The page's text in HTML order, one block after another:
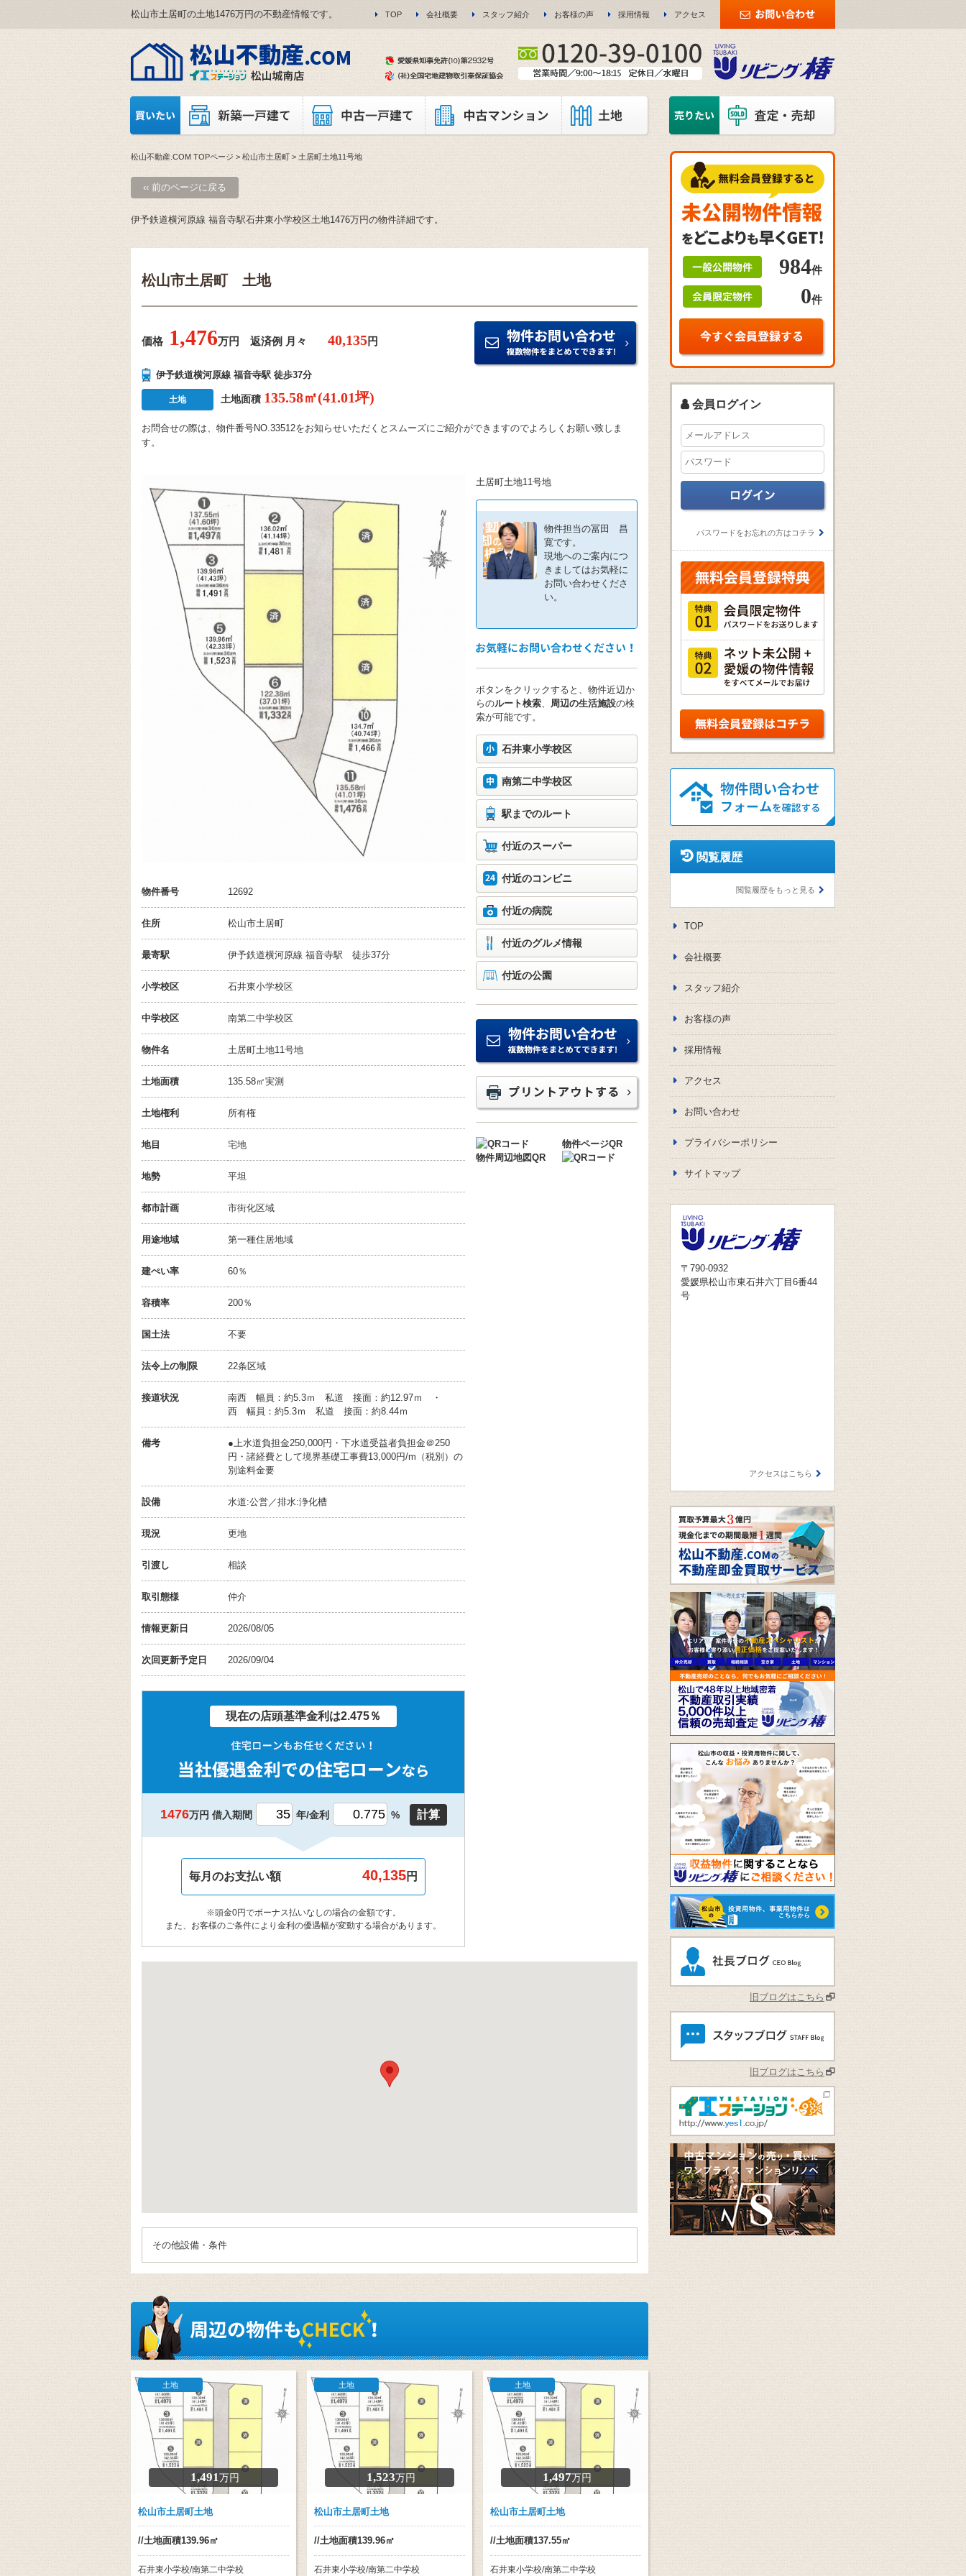
松山市土居町の土地1476万円の不動産情報です。 TOP 会社概要 スタッフ紹介 お客様の声 採用情報 アクセス
松山不動産.COM TOPページ > 松山市土居町 > 土居町土地11号地
‹‹ 前のページに戻る
伊予鉄道横河原線 福音寺駅石井東小学校区土地1476万円の物件詳細です。
松山市土居町 土地
価格 1,476万円 返済例 月々 円
伊予鉄道横河原線 福音寺駅 徒歩37分
土地 土地面積 135.58㎡(41.01坪)
お問合せの際は、物件番号NO.33512をお知らせいただくとスムーズにご紹介ができますのでよろしくお願い致しま
す。
物件番号 12692
住所 松山市土居町
最寄駅 伊予鉄道横河原線 福音寺駅 徒歩37分
小学校区 石井東小学校区
中学校区 南第二中学校区
物件名 土居町土地11号地
土地面積 135.58㎡実測
土地権利 所有権
地目 宅地
地勢 平坦
都市計画 市街化区域
用途地域 第一種住居地域
建ぺい率 60％
容積率 200％
国土法 不要
法令上の制限 22条区域
接道状況
南西 幅員：約5.3ｍ 私道 接面：約12.97ｍ ・
西 幅員：約5.3ｍ 私道 接面：約8.44ｍ
備考
●上水道負担金250,000円・下水道受益者負担金＠250
円・諸経費として境界基礎工事費13,000円/m（税別）の
別途料金要
設備 水道:公営／排水:浄化槽
現況 更地
引渡し 相談
取引態様 仲介
情報更新日 2026/08/05
次回更新予定日 2026/09/04
現在の店頭基準金利は2.475％
1476万円 借入期間 年/金利 % 計算
毎月のお支払い額 円
※頭金0円でボーナス払いなしの場合の金額です。
また、お客様のご条件により金利の優遇幅が変動する場合があります。
土居町土地11号地
物件担当の冨田 昌
寛です。
現地へのご案内につ
きましてはお気軽に
お問い合わせくださ
い。
ボタンをクリックすると、物件近辺か
らのルート検索、 周辺の生活施設の検
索が可能です。
石井東小学校区
南第二中学校区
駅までのルート
付近のスーパー
付近のコンビニ
付近の病院
付近のグルメ情報
付近の公園
物件ページQR
物件周辺地図QR
その他設備・条件
土地
1,491万円
松山市土居町土地
//土地面積139.96㎡
石井東小学校/南第二中学校
土地
1,523万円
松山市土居町土地
//土地面積139.96㎡
石井東小学校/南第二中学校
土地
1,497万円
松山市土居町土地
//土地面積137.55㎡
石井東小学校/南第二中学校
984件
0件
会員ログイン
パスワードをお忘れの方はコチラ
閲覧履歴
閲覧履歴をもっと見る
TOP
会社概要
スタッフ紹介
お客様の声
採用情報
アクセス
お問い合わせ
プライバシーポリシー
サイトマップ
〒790-0932
愛媛県松山市東石井六丁目6番44
号
アクセスはこちら
旧ブログはこちら
旧ブログはこちら